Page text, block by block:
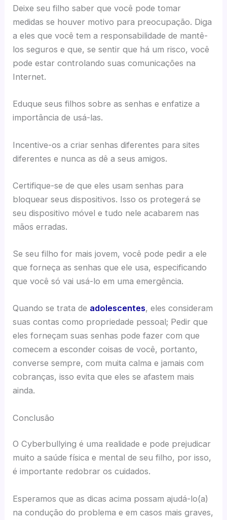
Deixe seu filho saber que você pode tomar
medidas se houver motivo para preocupação. Diga
a eles que você tem a responsabilidade de mantê-
los seguros e que, se sentir que há um risco, você
pode estar controlando suas comunicações na
Internet.
Eduque seus filhos sobre as senhas e enfatize a
importância de usá-las.
Incentive-os a criar senhas diferentes para sites
diferentes e nunca as dê a seus amigos.
Certifique-se de que eles usam senhas para
bloquear seus dispositivos. Isso os protegerá se
seu dispositivo móvel e tudo nele acabarem nas
mãos erradas.
Se seu filho for mais jovem, você pode pedir a ele
que forneça as senhas que ele usa, especificando
que você só vai usá-lo em uma emergência.
Quando se trata de adolescentes, eles consideram
suas contas como propriedade pessoal; Pedir que
eles forneçam suas senhas pode fazer com que
comecem a esconder coisas de você, portanto,
converse sempre, com muita calma e jamais com
cobranças, isso evita que eles se afastem mais
ainda.
Conclusão
O Cyberbullying é uma realidade e pode prejudicar
muito a saúde física e mental de seu filho, por isso,
é importante redobrar os cuidados.
Esperamos que as dicas acima possam ajudá-lo(a)
na condução do problema e em casos mais graves,